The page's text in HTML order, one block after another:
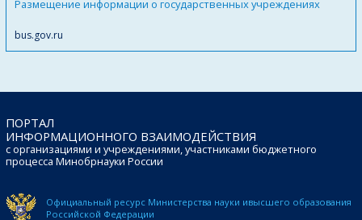
Размещение информации о государственных учреждениях
bus.gov.ru
ПОРТАЛ
ИНФОРМАЦИОННОГО ВЗАИМОДЕЙСТВИЯ
с организациями и учреждениями, участниками бюджетного
процесса Минобрнауки России
Официальный ресурс Министерства науки ивысшего образования
Российской Федерации